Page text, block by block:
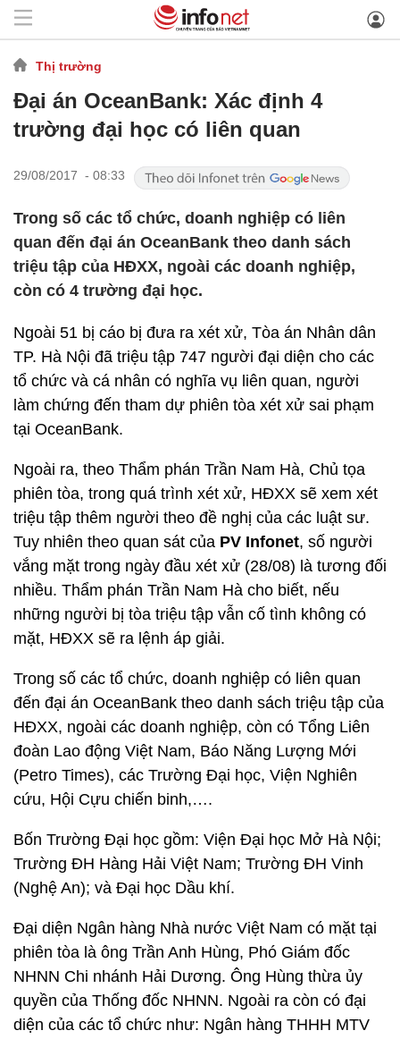
Thị trường
Đại án OceanBank: Xác định 4
trường đại học có liên quan
29/08/2017 - 08:33
Trong số các tổ chức, doanh nghiệp có liên
quan đến đại án OceanBank theo danh sách
triệu tập của HĐXX, ngoài các doanh nghiệp,
còn có 4 trường đại học.
Ngoài 51 bị cáo bị đưa ra xét xử, Tòa án Nhân dân
TP. Hà Nội đã triệu tập 747 người đại diện cho các
tổ chức và cá nhân có nghĩa vụ liên quan, người
làm chứng đến tham dự phiên tòa xét xử sai phạm
tại OceanBank.
Ngoài ra, theo Thẩm phán Trần Nam Hà, Chủ tọa
phiên tòa, trong quá trình xét xử, HĐXX sẽ xem xét
triệu tập thêm người theo đề nghị của các luật sư.
Tuy nhiên theo quan sát của PV Infonet, số người
vắng mặt trong ngày đầu xét xử (28/08) là tương đối
nhiều. Thẩm phán Trần Nam Hà cho biết, nếu
những người bị tòa triệu tập vẫn cố tình không có
mặt, HĐXX sẽ ra lệnh áp giải.
Trong số các tổ chức, doanh nghiệp có liên quan
đến đại án OceanBank theo danh sách triệu tập của
HĐXX, ngoài các doanh nghiệp, còn có Tổng Liên
đoàn Lao động Việt Nam, Báo Năng Lượng Mới
(Petro Times), các Trường Đại học, Viện Nghiên
cứu, Hội Cựu chiến binh,….
Bốn Trường Đại học gồm: Viện Đại học Mở Hà Nội;
Trường ĐH Hàng Hải Việt Nam; Trường ĐH Vinh
(Nghệ An); và Đại học Dầu khí.
Đại diện Ngân hàng Nhà nước Việt Nam có mặt tại
phiên tòa là ông Trần Anh Hùng, Phó Giám đốc
NHNN Chi nhánh Hải Dương. Ông Hùng thừa ủy
quyền của Thống đốc NHNN. Ngoài ra còn có đại
diện của các tổ chức như: Ngân hàng THHH MTV